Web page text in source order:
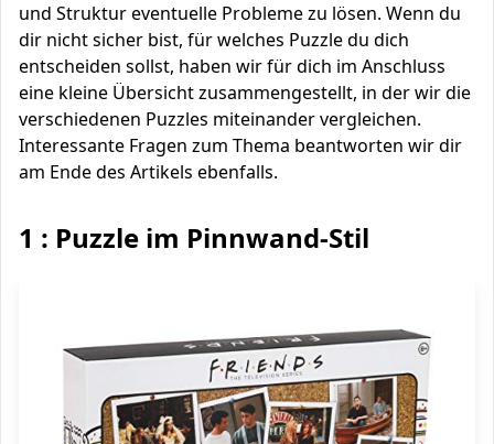
und Struktur eventuelle Probleme zu lösen. Wenn du
dir nicht sicher bist, für welches Puzzle du dich
entscheiden sollst, haben wir für dich im Anschluss
eine kleine Übersicht zusammengestellt, in der wir die
verschiedenen Puzzles miteinander vergleichen.
Interessante Fragen zum Thema beantworten wir dir
am Ende des Artikels ebenfalls.
1 : Puzzle im Pinnwand-Stil